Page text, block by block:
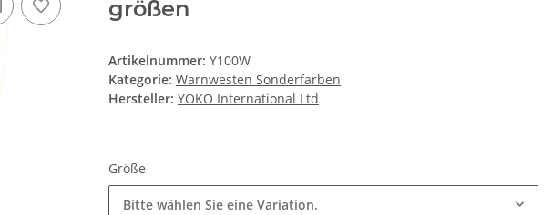
größen
Artikelnummer: Y100W
Kategorie: Warnwesten Sonderfarben
Hersteller: YOKO International Ltd
Größe
Bitte wählen Sie eine Variation.